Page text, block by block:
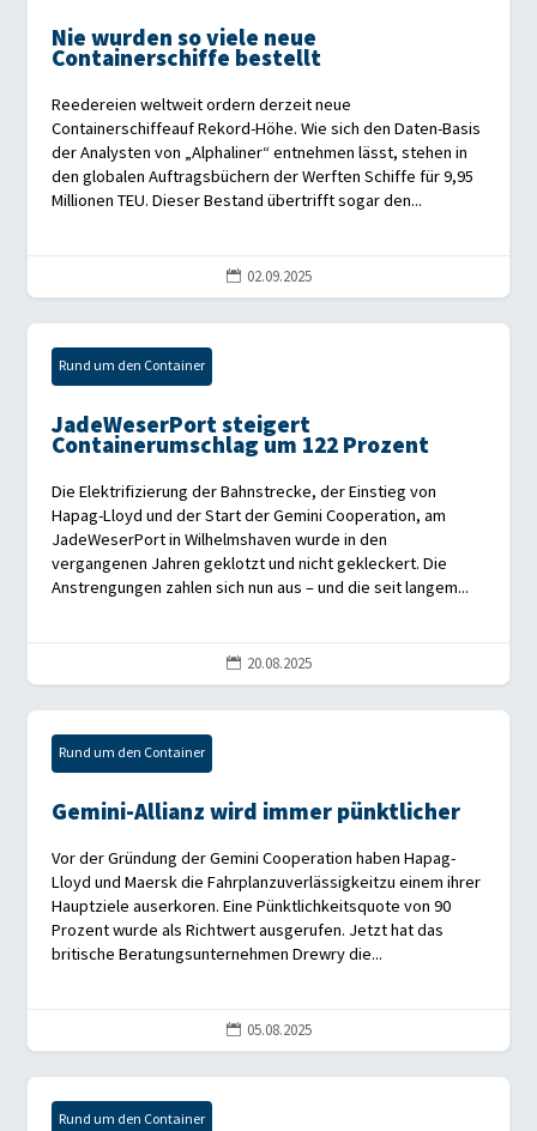
Nie wurden so viele neue
Containerschiffe bestellt
Reedereien weltweit ordern derzeit neue
Containerschiffeauf Rekord-Höhe. Wie sich den Daten-Basis
der Analysten von „Alphaliner“ entnehmen lässt, stehen in
den globalen Auftragsbüchern der Werften Schiffe für 9,95
Millionen TEU. Dieser Bestand übertrifft sogar den...
 02.09.2025
Rund um den Container
JadeWeserPort steigert
Containerumschlag um 122 Prozent
Die Elektrifizierung der Bahnstrecke, der Einstieg von
Hapag-Lloyd und der Start der Gemini Cooperation, am
JadeWeserPort in Wilhelmshaven wurde in den
vergangenen Jahren geklotzt und nicht gekleckert. Die
Anstrengungen zahlen sich nun aus – und die seit langem...
 20.08.2025
Rund um den Container
Gemini-Allianz wird immer pünktlicher
Vor der Gründung der Gemini Cooperation haben Hapag-
Lloyd und Maersk die Fahrplanzuverlässigkeitzu einem ihrer
Hauptziele auserkoren. Eine Pünktlichkeitsquote von 90
Prozent wurde als Richtwert ausgerufen. Jetzt hat das
britische Beratungsunternehmen Drewry die...
 05.08.2025
Rund um den Container